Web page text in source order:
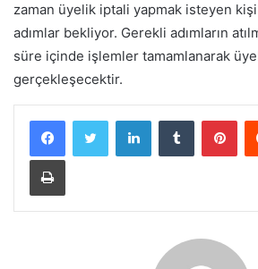
zaman üyelik iptali yapmak isteyen
adımlar bekliyor. Gerekli adımların
süre içinde işlemler tamamlanarak
gerçekleşecektir.
LinkedInTumblr
Yazdır